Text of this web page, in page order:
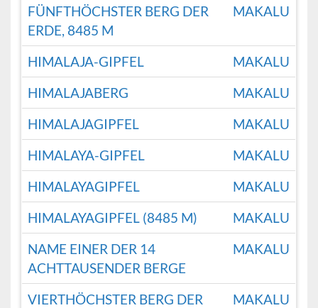
FÜNFTHÖCHSTER BERG DER
ERDE, 8485 M
MAKALU
HIMALAJA-GIPFEL
MAKALU
HIMALAJABERG
MAKALU
HIMALAJAGIPFEL
MAKALU
HIMALAYA-GIPFEL
MAKALU
HIMALAYAGIPFEL
MAKALU
HIMALAYAGIPFEL (8485 M)
MAKALU
NAME EINER DER 14
ACHTTAUSENDER BERGE
MAKALU
VIERTHÖCHSTER BERG DER
MAKALU